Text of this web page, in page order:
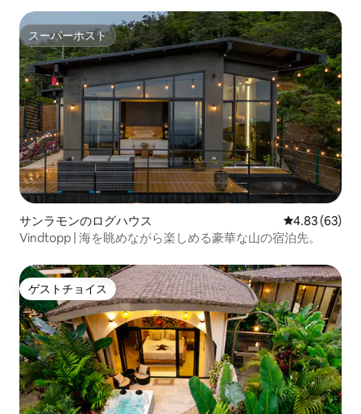
スーパーホスト
スーパーホスト
サンラモンのログハウス レビュー63
4.83 (63)
Vindtopp | 海を眺めながら楽しめる豪華な山の宿泊先。
ゲストチョイス
ゲストチョイス